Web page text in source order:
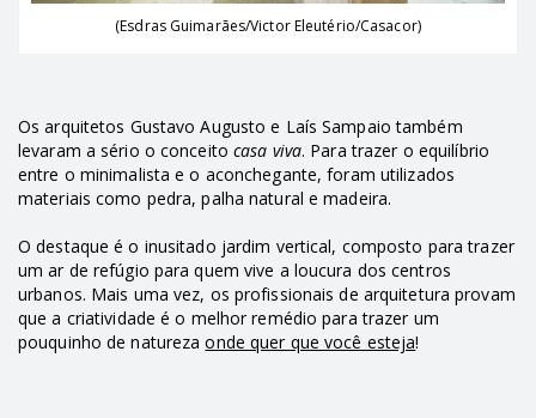
(Esdras Guimarães/Victor Eleutério/Casacor)
Os arquitetos Gustavo Augusto e Laís Sampaio também
levaram a sério o conceitocasa viva. Para trazer o equilíbrio
entre o minimalista e o aconchegante, foram utilizados
materiais como pedra, palha natural e madeira.
O destaque é o inusitado jardim vertical, composto para trazer
um ar de refúgio para quem vive a loucura dos centros
urbanos. Mais uma vez, os profissionais de arquitetura provam
que a criatividade é o melhor remédio para trazer um
pouquinho de naturezaonde quer que você esteja!